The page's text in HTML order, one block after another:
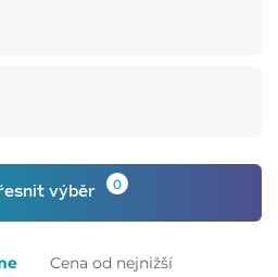
výběr 0
Cena od nejnižší